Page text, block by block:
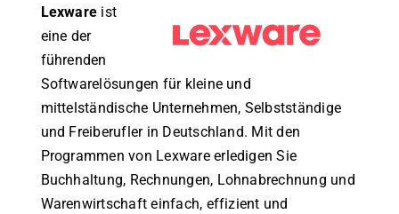
Lexware ist
eine der
führenden
Softwarelösungen für kleine und
mittelständische Unternehmen, Selbstständige
und Freiberufler in Deutschland. Mit den
Programmen von Lexware erledigen Sie
Buchhaltung, Rechnungen, Lohnabrechnung und
Warenwirtschaft einfach, effizient und